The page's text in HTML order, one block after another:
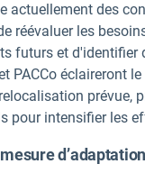
actuellement des
réévaluer les
futurs et
PACCo éclaireront
prévue,
pour intensifier les
d’adaptation